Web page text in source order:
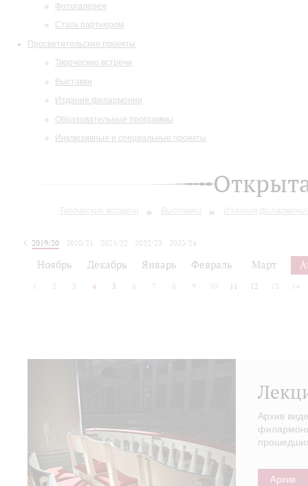
Фотогалерея
Стать партнером
Просветительские проекты
Творческие встречи
Выставки
Издания филармонии
Образовательные программы
Инклюзивные и специальные проекты
Творческие встречи Выставки Издания
2019/20 2020/21 2021/22 2022/23
2023/24
Ноябрь Декабрь Январь Февраль Март
2 3 4 5 6 7 8 9 10 11 12 13 14
Архив
Архив